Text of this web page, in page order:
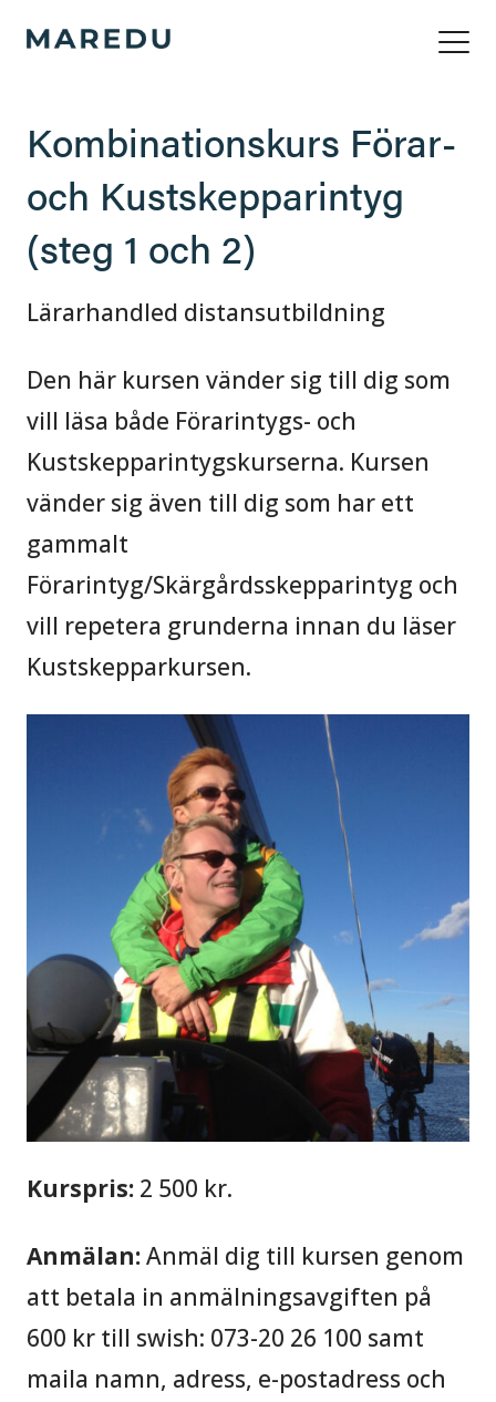
Kombinationskurs Förar-
och Kustskepparintyg
(steg 1 och 2)
Lärarhandled distansutbildning
Den här kursen vänder sig till dig som
vill läsa både Förarintygs- och
Kustskepparintygskurserna. Kursen
vänder sig även till dig som har ett
gammalt
Förarintyg/Skärgårdsskepparintyg och
vill repetera grunderna innan du läser
Kustskepparkursen.
Kurspris: 2 500 kr.
Anmälan:Anmäl dig till kursen genom
att betala in anmälningsavgiften på
600 kr till swish: 073-20 26 100 samt
maila namn, adress, e-postadress och